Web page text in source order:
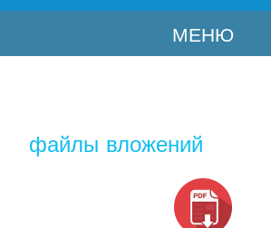
МЕНЮ
файлы вложений